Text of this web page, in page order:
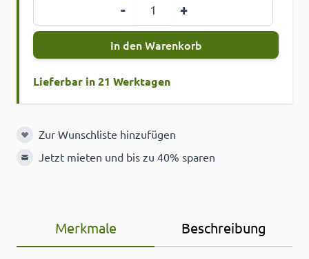
- +
In den Warenkorb
Lieferbar in 21 Werktagen
Zur Wunschliste hinzufügen
Zur Wunschliste hinzufügen
Jetzt mieten und bis zu 40% sparen
Merkmale Beschreibung